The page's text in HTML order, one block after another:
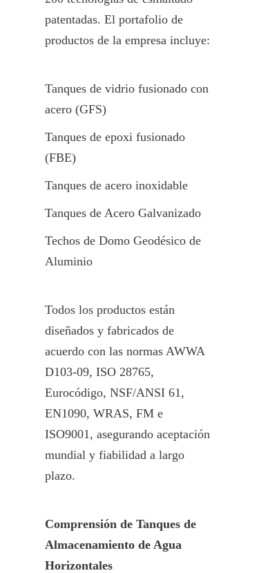
patentadas. El portafolio de
productos de la empresa incluye:
Tanques de vidrio fusionado con
acero (GFS)
Tanques de epoxi fusionado
(FBE)
Tanques de acero inoxidable
Tanques de Acero Galvanizado
Techos de Domo Geodésico de
Aluminio
Todos los productos están
diseñados y fabricados de
acuerdo con las normas AWWA
D103-09, ISO 28765,
Eurocódigo, NSF/ANSI 61,
EN1090, WRAS, FM e
ISO9001, asegurando aceptación
mundial y fiabilidad a largo
plazo.
Comprensión de Tanques de
Almacenamiento de Agua
Horizontales